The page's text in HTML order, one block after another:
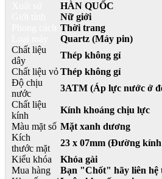
HÀN QUỐC
Nữ giới
Thời trang
Quartz (Máy pin)
Chất liệu
dây
Thép không gỉ
Chất liệu vỏThép không gỉ
Độ chịu
nước
3ATM (Áp lực nước ở
Chất liệu
kính
Kính khoáng chịu lực
Màu mặt số Mặt xanh dương
Kích
thước mặt
23 x 07mm (Đường
Kiểu khóa
Khóa gài
Mua hàng
Bạn "Chốt" hãy liên hệ